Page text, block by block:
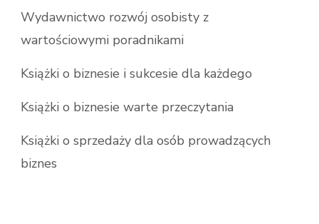
Wydawnictwo rozwój osobisty z
wartościowymi poradnikami
Książki o biznesie i sukcesie dla każdego
Książki o biznesie warte przeczytania
Książki o sprzedaży dla osób prowadzących
biznes